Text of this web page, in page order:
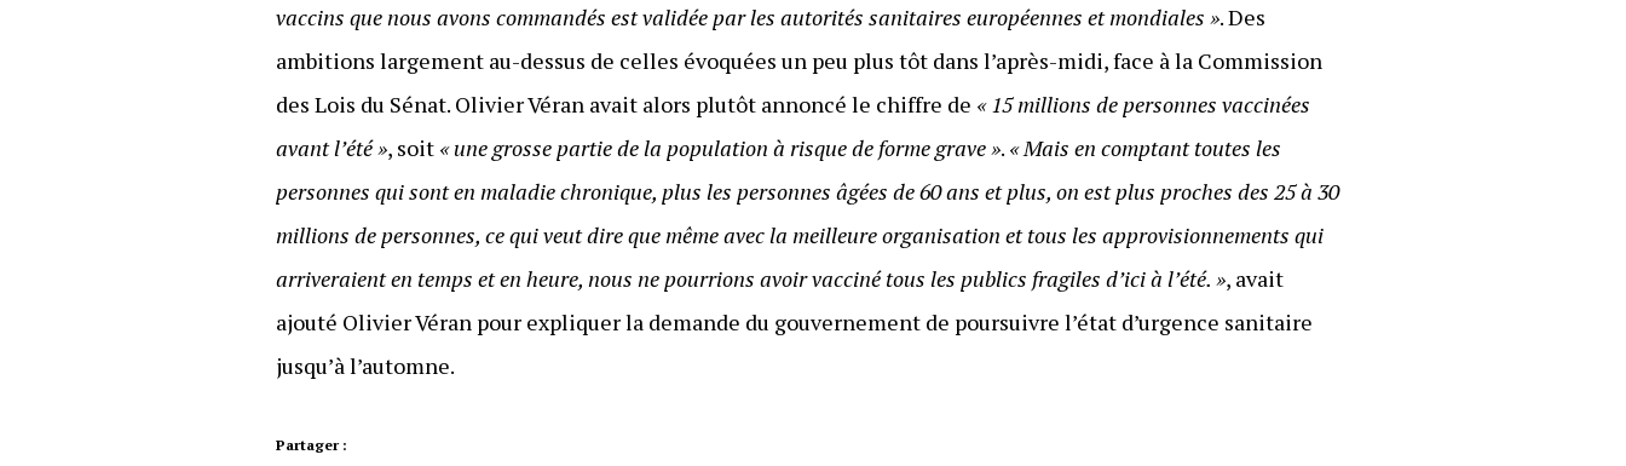
vaccins que nous avons commandés est validée par les autorités sanitaires européennes et mondiales ». Des
ambitions largement au-dessus de celles évoquées un peu plus tôt dans l’après-midi, face à la Commission
des Lois du Sénat. Olivier Véran avait alors plutôt annoncé le chiffre de « 15 millions de personnes vaccinées
avant l’été », soit « une grosse partie de la population à risque de forme grave ». « Mais en comptant toutes les
personnes qui sont en maladie chronique, plus les personnes âgées de 60 ans et plus, on est plus proches des 25 à 30
millions de personnes, ce qui veut dire que même avec la meilleure organisation et tous les approvisionnements qui
arriveraient en temps et en heure, nous ne pourrions avoir vacciné tous les publics fragiles d’ici à l’été. », avait
ajouté Olivier Véran pour expliquer la demande du gouvernement de poursuivre l’état d’urgence sanitaire
jusqu’à l’automne.
Partager :